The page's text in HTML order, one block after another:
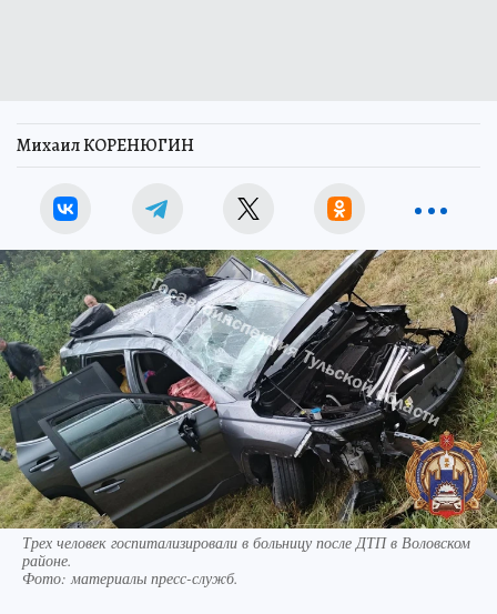
Михаил КОРЕНЮГИН
Трех человек госпитализировали в больницу после ДТП в Воловском
районе.
Фото:материалы пресс-служб.